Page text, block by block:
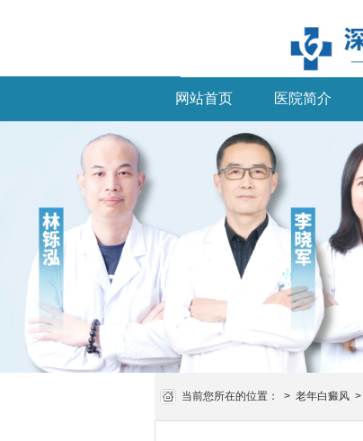
网站首页 医院简介
当前您所在的位置： > 老年白癜风 >